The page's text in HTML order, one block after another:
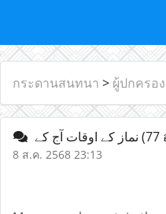
กระดานสนทนา > ผู้ปกครอง
8 ส.ค. 2568 23:13